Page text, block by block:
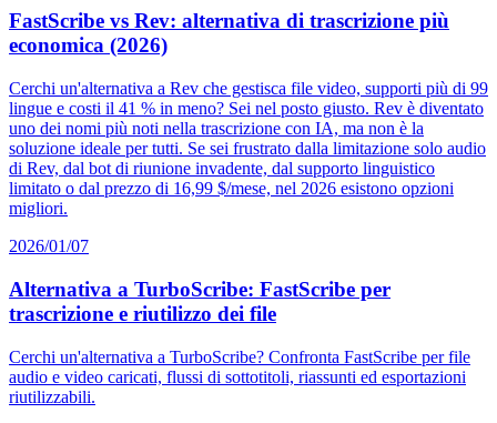
FastScribe vs Rev: alternativa di trascrizione più
economica (2026)
Cerchi un'alternativa a Rev che gestisca file video, supporti più di 99
lingue e costi il 41 % in meno? Sei nel posto giusto. Rev è diventato
uno dei nomi più noti nella trascrizione con IA, ma non è la
soluzione ideale per tutti. Se sei frustrato dalla limitazione solo audio
di Rev, dal bot di riunione invadente, dal supporto linguistico
limitato o dal prezzo di 16,99 $/mese, nel 2026 esistono opzioni
migliori.
2026/01/07
Alternativa a TurboScribe: FastScribe per
trascrizione e riutilizzo dei file
Cerchi un'alternativa a TurboScribe? Confronta FastScribe per file
audio e video caricati, flussi di sottotitoli, riassunti ed esportazioni
riutilizzabili.